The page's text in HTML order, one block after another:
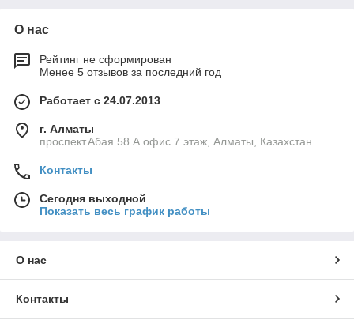
О нас
Рейтинг не сформирован
Менее 5 отзывов за последний год
Работает с 24.07.2013
г. Алматы
проспект.Абая 58 А офис 7 этаж, Алматы, Казахстан
Контакты
Сегодня выходной
Показать весь график работы
О нас
Контакты